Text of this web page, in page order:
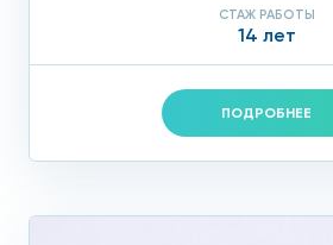
СТАЖ РАБОТЫ
14 лет
ПОДРОБНЕЕ